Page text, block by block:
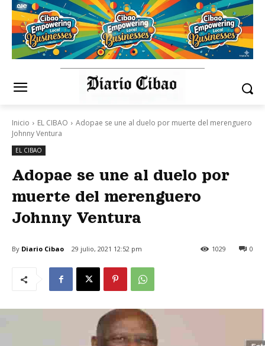
Inicio EL CIBAO
Adopae se une al duelo por muerte del merenguero
Johnny Ventura
EL CIBAO
Adopae se une al duelo por
muerte del merenguero
Johnny Ventura
By Diario Cibao 29 julio, 2021 12:52 pm 0
1029